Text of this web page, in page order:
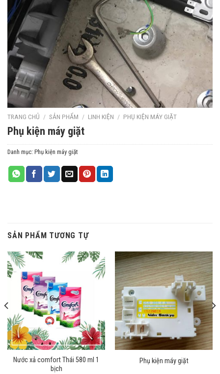
TRANG CHỦ / SẢN PHẨM / LINH KIỆN / PHỤ KIỆN MÁY GIẶT
Phụ kiện máy giặt
Danh mục: Phụ kiện máy giặt
SẢN PHẨM TƯƠNG TỰ
Nước xả comfort Thái 580 ml 1
bịch
Phụ kiện máy giặt